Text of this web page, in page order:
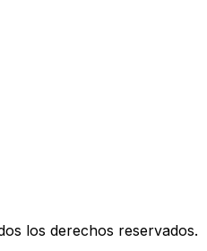
los derechos reservados.